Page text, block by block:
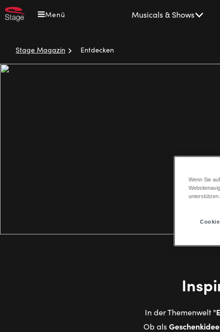
Direkt
zum
Menü
navigation
Musicals & Shows
Pfadnavigation
Stage Magazin Entdecken
In der Themenwelt "
Ob alsGeschenkidee
Wenn Sie
unterstützen.